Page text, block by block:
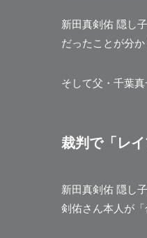
新田真剣佑 隠し
だったことが分か
そして父・千葉
裁判で「レ
新田真剣佑 隠し
剣佑さん本人が